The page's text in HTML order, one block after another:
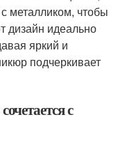
металликом, чтобы
дизайн идеально
яркий и
подчеркивает
с